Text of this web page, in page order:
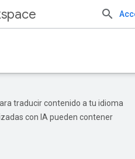
traducir contenido a tu idioma
con IA pueden contener